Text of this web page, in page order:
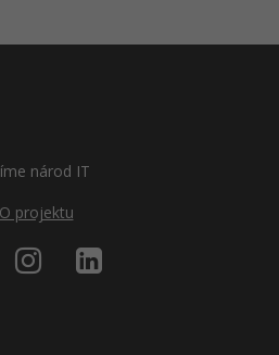
národ IT
O projektu